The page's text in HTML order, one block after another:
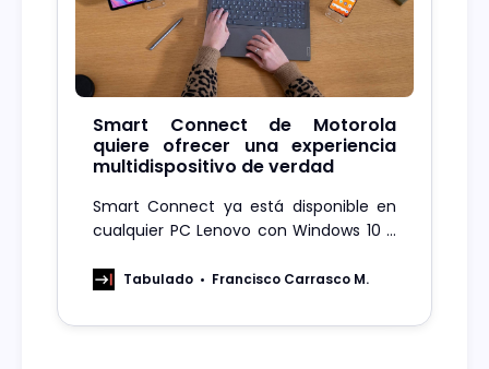
Smart Connect de Motorola
quiere ofrecer una experiencia
multidispositivo de verdad
Smart Connect ya está disponible en
cualquier PC Lenovo con Windows 10 o
Microsoft, y en determinadas tablets
de Google Play Store.
Tabulado Francisco Carrasco M.